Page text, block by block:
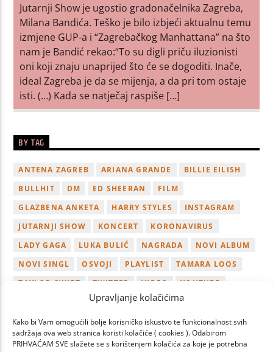
Upravljanje kolačićima
Kako bi Vam omogućili bolje korisničko iskustvo te funkcionalnost svih
sadržaja ova web stranica koristi kolačiće ( cookies ). Odabirom
PRIHVAĆAM SVE slažete se s korištenjem kolačića za koje je potrebna
Jutarnji Show je ugostio gradonačelnika Zagreba,
Milana Bandića. Teško je bilo izbjeći aktualnu temu
izmjene GUP-a i “Zagrebačkog Manhattana” na što
nam je Bandić rekao:“To su digli priču iluzionisti
oni koji znaju unaprijed što će se dogoditi. Inače,
ideal Zagreba je da se mijenja, a da pri tom ostaje
isti. (…) Kada se natječaj raspiše […]
BY TAG
ANTENA ZAGREB ARIANA GRANDE
BILLIE EILISH
BULLHIT
DM ED SHEERAN
FILM
GLAZBENA ANKETA
HARRY STYLES
INSTAGRAM
JUTARNJI SHOW
KONCERT
KORONAVIRUS
LADY GAGA
LUKA BULIĆ NAGRADA
NOVI ALBUM
NOVI SINGL
OSVOJI PLAYLIST
TAMARA LOOS
TAYLOR SWIFT
TWITTER VIDEO
YOUTUBE